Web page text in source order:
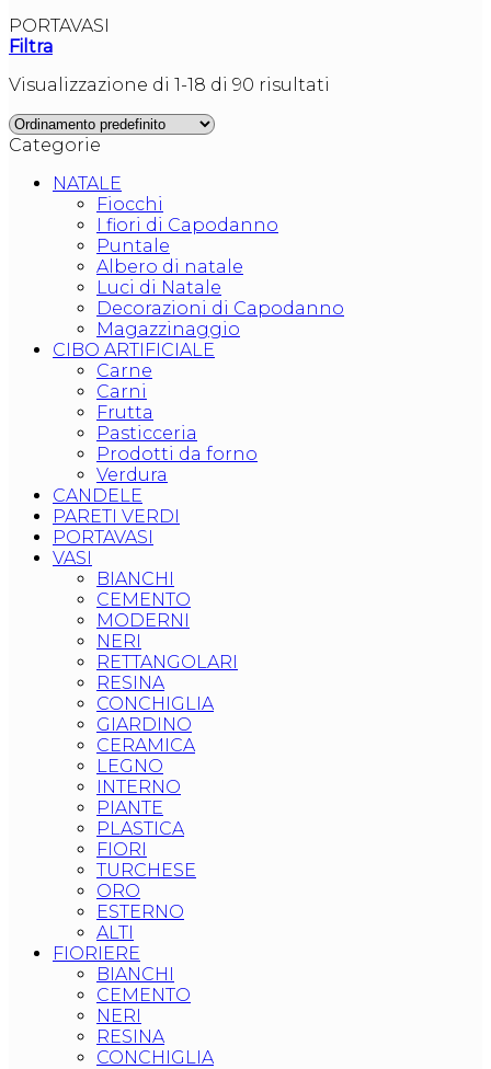
PORTAVASI
Filtra
Visualizzazione di 1-18 di 90 risultati
Categorie
NATALE
Fiocchi
I fiori di Capodanno
Puntale
Albero di natale
Luci di Natale
Decorazioni di Capodanno
Magazzinaggio
CIBO ARTIFICIALE
Carne
Carni
Frutta
Pasticceria
Prodotti da forno
Verdura
CANDELE
PARETI VERDI
PORTAVASI
VASI
BIANCHI
CEMENTO
MODERNI
NERI
RETTANGOLARI
RESINA
CONCHIGLIA
GIARDINO
CERAMICA
LEGNO
INTERNO
PIANTE
PLASTICA
FIORI
TURCHESE
ORO
ESTERNO
ALTI
FIORIERE
BIANCHI
CEMENTO
NERI
RESINA
CONCHIGLIA